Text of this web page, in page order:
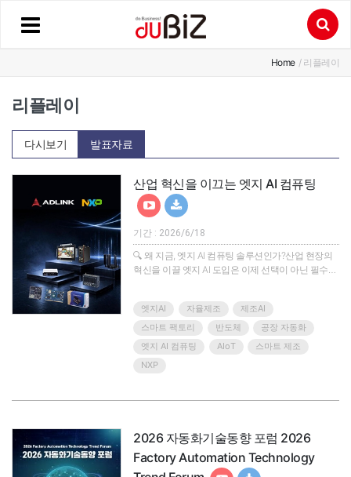
Home / 리플레이
리플레이
다시보기 발표자료
산업 혁신을 이끄는 엣지 AI 컴퓨팅
기간 : 2026/6/18
🔍 왜 지금, 엣지 AI 컴퓨팅 솔루션인가?산업 현장의
혁신을 이끌 엣지 AI 도입은 이제 선택이 아닌 필수가
성을 동시에 갖춘 솔루션을 찾기란 결코 쉽지 않습니
다.에이디링크(ADLINK)와 NXP는 이러한 현장의 고
민을 해결하기 위해 결합했습니다. NXP의 독보적인
프로세서 기술력과 에이디링크의 오랜 엣지 컴퓨팅
연구개발 경험이 만나 완성된, 가장 유연하고 강력한
엣지AI 자율제조
제조AI
스마트 팩토리
반도체
공장 자동화
엣지 AI 컴퓨팅
AIoT
스마트 제조
NXP
2026 자동화기술동향 포럼 2026
Factory Automation Technology